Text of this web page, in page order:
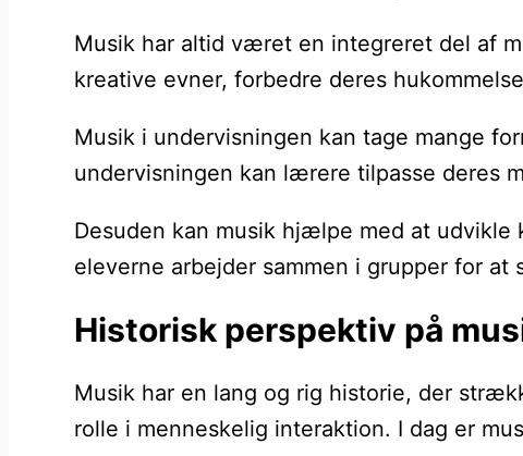
Musik har altid været en integreret del af
kreative evner, forbedre deres
Musik i undervisningen kan tage mange
undervisningen kan lærere tilpasse deres
Desuden kan musik hjælpe med at
eleverne arbejder sammen i grupper for at
Historisk perspektiv på
Musik har en lang og rig historie, der
rolle i menneskelig interaktion. I dag er